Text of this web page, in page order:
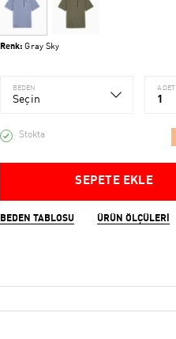
Renk: Gray Sky
BEDEN
Seçin
ADET
1
Stokta
SEPETE EKLE
BEDEN TABLOSU ÜRÜN ÖLÇÜLERI